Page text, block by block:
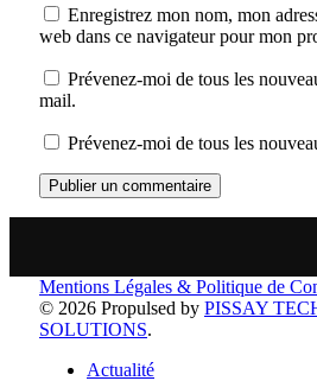
Enregistrez mon nom, mon
web dans ce navigateur pour mon
Prévenez-moi de tous les
mail.
Prévenez-moi de tous les
Mentions Légales & Politique de
© 2026 Propulsed by PISSAY
SOLUTIONS.
Actualité